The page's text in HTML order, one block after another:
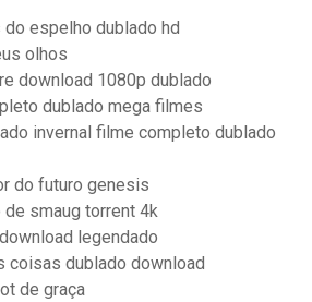
espelho dublado hd
olhos
download 1080p dublado
dublado mega filmes
invernal filme completo dublado
do futuro genesis
smaug torrent 4k
legendado
coisas dublado download
de graça